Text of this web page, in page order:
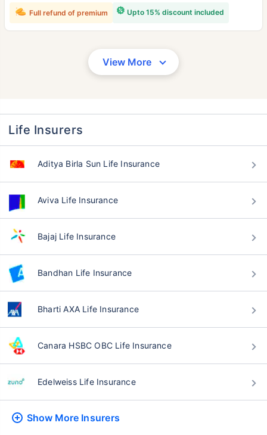
Upto 15% discount included
Full refund of premium
View More
Life Insurers
Aditya Birla Sun Life Insurance
Aviva Life Insurance
Bajaj Life Insurance
Bandhan Life Insurance
Bharti AXA Life Insurance
Canara HSBC OBC Life Insurance
Edelweiss Life Insurance
Show More Insurers